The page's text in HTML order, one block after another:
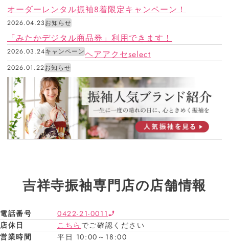
オーダーレンタル振袖8着限定キャンペーン！
2026.04.23お知らせ
「みたかデジタル商品券」利用できます！
2026.03.24キャンペーンヘアアクセselect
2026.01.22お知らせ
吉祥寺振袖専門店の店舗情報
電話番号
0422-21-0011
店休日
こちら でご確認ください
営業時間
平日 10:00～18:00